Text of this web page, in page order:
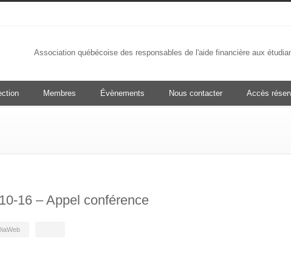
Association québécoise des responsables de l'aide financière aux
Membres Évènements Nous contacter Accès
16 – Appel conférence